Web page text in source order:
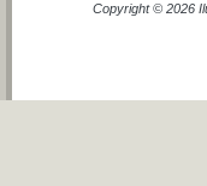
Copyright © 2026